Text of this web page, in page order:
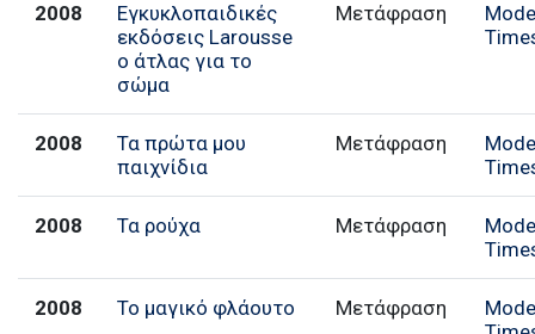
2008
Εγκυκλοπαιδικές
εκδόσεις Larousse
ο άτλας για το
σώμα
Μετάφραση
2008
Τα πρώτα μου
παιχνίδια
Μετάφραση
2008 Τα ρούχα Μετάφραση
2008 Το μαγικό φλάουτο Μετάφραση